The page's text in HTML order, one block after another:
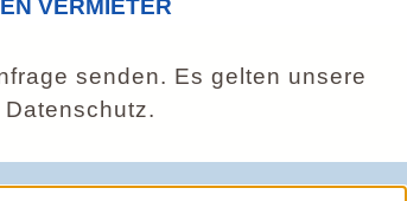
VERMIETER
senden. Es gelten unsere
Datenschutz.